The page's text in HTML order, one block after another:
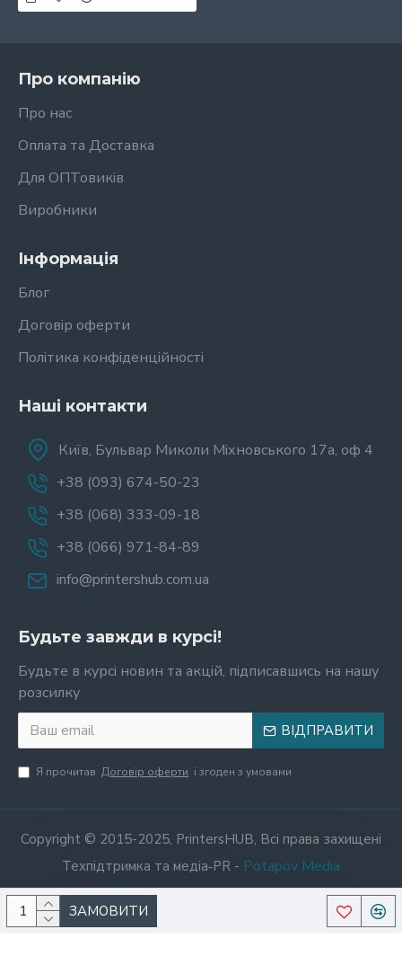
ЗАМОВИТИ
Про компанію
Про нас
Оплата та Доставка
Для ОПТовиків
Виробники
Інформація
Блог
Договір оферти
Політика конфіденційності
Наші контакти
Київ, Бульвар Миколи Міхновського 17а, оф 4
+38 (093) 674-50-23
+38 (068) 333-09-18
+38 (066) 971-84-89
info@printershub.com.ua
Будьте завжди в курсі!
Будьте в курсі новин та акцій, підписавшись на нашу
розсилку
ВІДПРАВИТИ
Я прочитав Договір оферти і згоден з умовами
Copyright © 2015-2025, PrintersHUB, Всі права захищені
Техпідтримка та медіа‑PR - Potapov Media